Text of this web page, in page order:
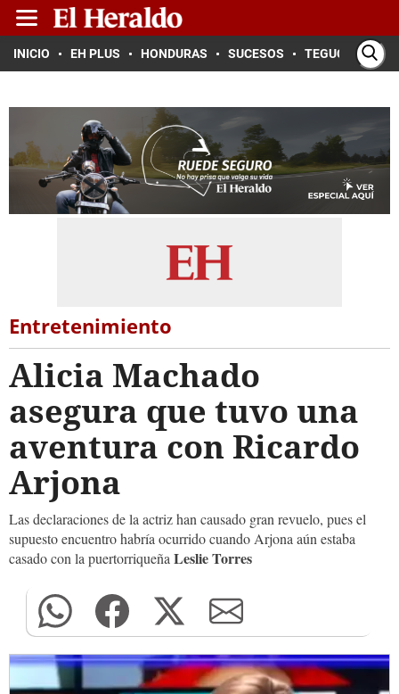
INICIO EH PLUS HONDURAS SUCESOS TEGUCIGALPA
Entretenimiento
Alicia Machado
asegura que tuvo una
aventura con Ricardo
Arjona
Las declaraciones de la actriz han causado gran revuelo, pues el
supuesto encuentro habría ocurrido cuando Arjona aún estaba
casado con la puertorriqueña Leslie Torres